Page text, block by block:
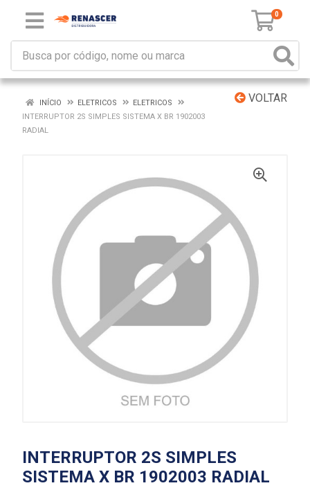
0
VOLTAR
INÍCIO ELETRICOS
ELETRICOS
INTERRUPTOR 2S SIMPLES SISTEMA X BR 1902003
RADIAL
INTERRUPTOR 2S SIMPLES
SISTEMA X BR 1902003 RADIAL